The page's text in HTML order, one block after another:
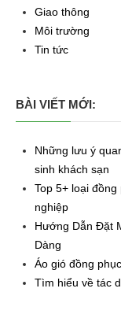
Giao thông
Môi trường
Tin tức
BÀI VIẾT MỚI:
Những lưu ý
sinh khách sạn
Top 5+ loại
nghiệp
Hướng Dẫn Đặt
Dàng
Áo gió đồng
Tìm hiểu về tác